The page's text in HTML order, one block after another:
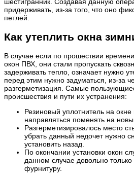
придерживать, из-за того, что оно
петлей.
Как утеплить окна
В случае если по прошествии
окон ПВХ, они стали пропускать
задерживать тепло, означает нужно
перед этим нужно задуматься, из-за
разгерметизация. Самые
происшествия и пути их устранения:
Резиновый уплотнитель на окне
направляться поменять на
Разгерметизировалось место
убрать данный недочет нужно
установить назад.
По окончании установки окон
данном случае довольно только
фурнитуру.